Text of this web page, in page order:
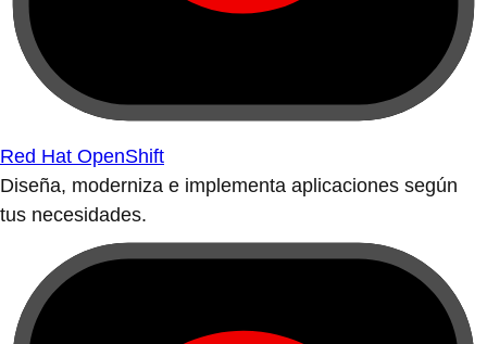
Red Hat Ansible Automation Platform
Implementa la automatización a nivel empresarial.
Nueva versión